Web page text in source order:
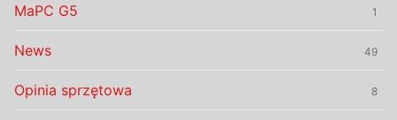
MaPC G5 1
News 49
Opinia sprzętowa 8